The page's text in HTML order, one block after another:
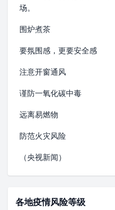
场。
围炉煮茶
要氛围感，更要安全感
注意开窗通风
谨防一氧化碳中毒
远离易燃物
防范火灾风险
（央视新闻）
各地疫情风险等级